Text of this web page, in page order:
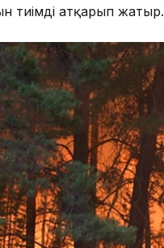
тиімді атқарып жатыр.